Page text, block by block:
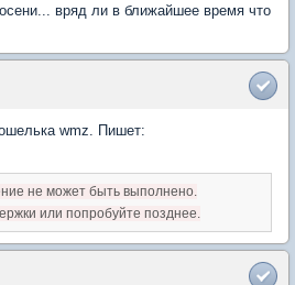
вряд ли в ближайшее время что
wmz. Пишет:
не может быть выполнено.
или попробуйте позднее.